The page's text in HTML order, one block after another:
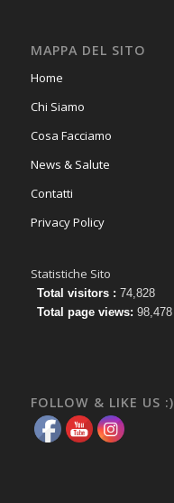
MAPPA DEL SITO
Home
Chi Siamo
Cosa Facciamo
News & Salute
Contatti
Privacy Policy
Statistiche Sito
Total visitors : 74,828
Total page views: 98,478
FOLLOW & LIKE US :)